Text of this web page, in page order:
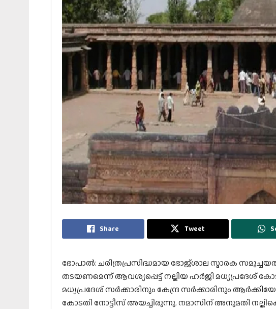
Share Tweet
ഭോപാല്‍: ചരിത്രപ്രസിദ്ധമായ ഭോജ്ശാല സ്മാരക
തടയണമെന്ന് ആവശ്യപ്പെട്ട് നല്കിയ ഹര്‍ജി മധ്യപ്രദേശ്
മധ്യപ്രദേശ് സര്‍ക്കാരിനും കേന്ദ്ര സര്‍ക്കാരിനും
കോടതി നോട്ടീസ് അയച്ചിരുന്നു. നമാസിന് അനുമതി